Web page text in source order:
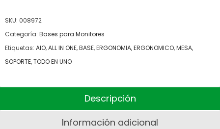
SKU: 008972
Categoría: Bases para Monitores
Etiquetas: AIO,ALL IN ONE,BASE,ERGONOMIA,ERGONOMICO,MESA,
SOPORTE,TODO EN UNO
Descripción
Información adicional